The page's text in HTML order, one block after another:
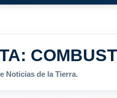
Noticias de la Tierra.